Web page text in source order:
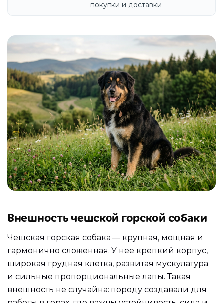
покупки и доставки
Внешность чешской горской собаки
Чешская горская собака — крупная, мощная и
гармонично сложенная. У нее крепкий корпус,
широкая грудная клетка, развитая мускулатура
и сильные пропорциональные лапы. Такая
внешность не случайна: породу создавали для